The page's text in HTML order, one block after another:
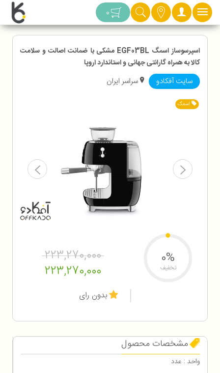
دسته بندی 0
اسپرسوساز اسمگ EGF03BL مشکی با ضمانت اصالت و سلامت
کالا به همراه گارانتی جهانی و استاندارد اروپا
سایت آفکادو سراسر ایران
اسمگ
223,270,000
223,270,000
0%
تخفیف
بدون رای
مشخصات محصول
واحد : عدد